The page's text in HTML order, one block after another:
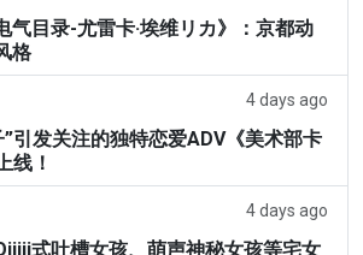
气目录-尤雷卡·埃维リカ》：京都动
格
4 days ago
引发关注的独特恋爱ADV《美术部卡
线！
4 days ago
式吐槽女孩、萌声神秘女孩等宅女